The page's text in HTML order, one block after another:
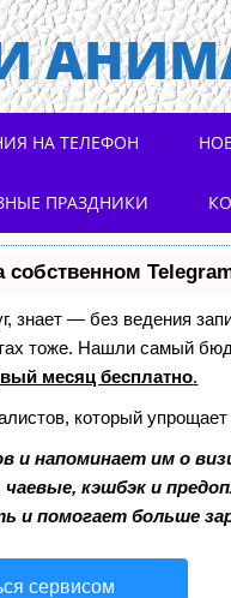
НА ТЕЛЕФОН
ПРАЗДНИКИ
собственном
знает — без ведения
тоже. Нашли самый
месяц бесплатно.
который
и напоминает им о
чаевые, кэшбэк и
и помогает больше
сервисом